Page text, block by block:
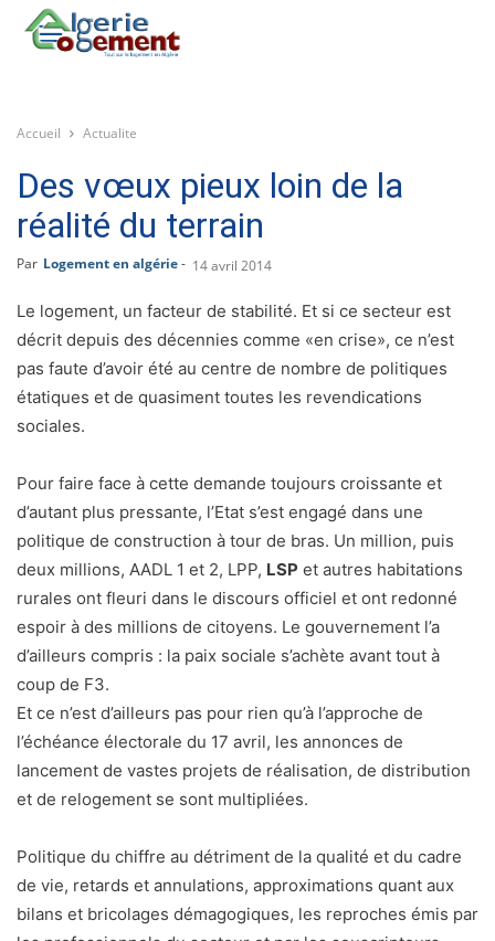
Accueil Actualite
Des vœux pieux loin de la
réalité du terrain
Par Logement en algérie- 14 avril 2014
Le logement, un facteur de stabilité. Et si ce secteur est
décrit depuis des décennies comme «en crise», ce n’est
pas faute d’avoir été au centre de nombre de politiques
étatiques et de quasiment toutes les revendications
sociales.
Pour faire face à cette demande toujours croissante et
d’autant plus pressante, l’Etat s’est engagé dans une
politique de construction à tour de bras. Un million, puis
deux millions, AADL 1 et 2, LPP, LSP et autres habitations
rurales ont fleuri dans le discours officiel et ont redonné
espoir à des millions de citoyens. Le gouvernement l’a
d’ailleurs compris : la paix sociale s’achète avant tout à
coup de F3.
Et ce n’est d’ailleurs pas pour rien qu’à l’approche de
l’échéance électorale du 17 avril, les annonces de
lancement de vastes projets de réalisation, de distribution
et de relogement se sont multipliées.
Politique du chiffre au détriment de la qualité et du cadre
de vie, retards et annulations, approximations quant aux
bilans et bricolages démagogiques, les reproches émis par